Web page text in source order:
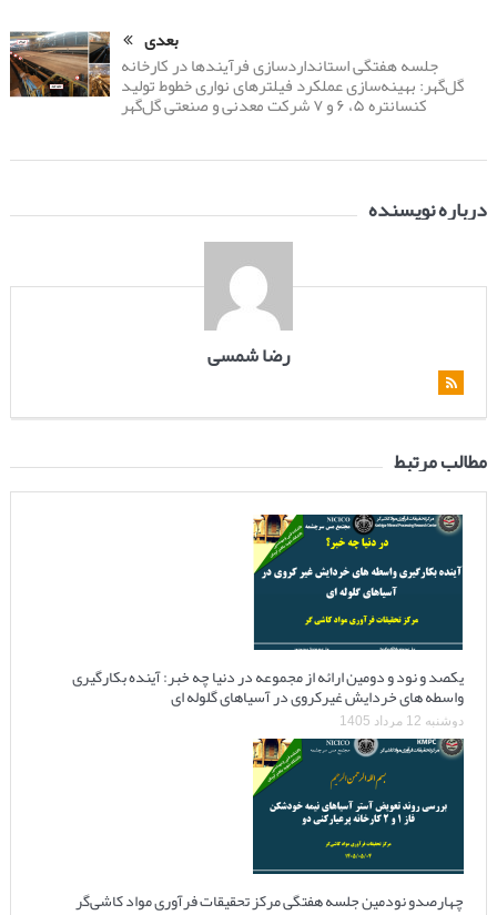
بعدی
جلسه هفتگی استانداردسازی فرآیندها در کارخانه
گل‌گهر: بهینه‌سازی عملکرد فیلترهای نواری خطوط تولید
کنسانتره ۵، ۶ و ۷ شرکت معدنی و صنعتی گل‌گهر
درباره نویسنده
رضا شمسی
مطالب مرتبط
یکصد و نود و دومین ارائه از مجموعه در دنیا چه خبر: آینده بکارگیری
واسطه های خردایش غیرکروی در آسیاهای گلوله ای
دوشنبه 12 مرداد 1405
چهارصدو نودمین جلسه هفتگی مرکز تحقیقات فرآوری مواد کاشی‌گر